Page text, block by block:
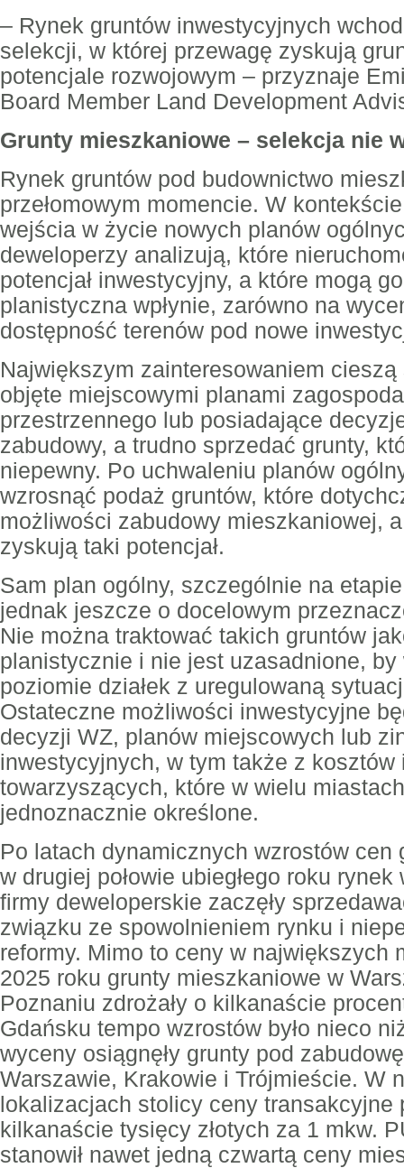
– Rynek gruntów inwestycyjnych
selekcji, w której przewagę zyskują
potencjale rozwojowym – przyznaje
Board Member Land Development
Grunty mieszkaniowe – selekcja nie
Rynek gruntów pod budownictwo
przełomowym momencie. W
wejścia w życie nowych planów
deweloperzy analizują, które
potencjał inwestycyjny, a które mogą
planistyczna wpłynie, zarówno na
dostępność terenów pod nowe
Największym zainteresowaniem cieszą
objęte miejscowymi planami
przestrzennego lub posiadające
zabudowy, a trudno sprzedać grunty,
niepewny. Po uchwaleniu planów
wzrosnąć podaż gruntów, które
możliwości zabudowy mieszkaniowej,
zyskują taki potencjał.
Sam plan ogólny, szczególnie na
jednak jeszcze o docelowym
Nie można traktować takich gruntów
planistycznie i nie jest uzasadnione,
poziomie działek z uregulowaną
Ostateczne możliwości inwestycyjne
decyzji WZ, planów miejscowych lub
inwestycyjnych, w tym także z kosztów
towarzyszących, które w wielu
jednoznacznie określone.
Po latach dynamicznych wzrostów cen
w drugiej połowie ubiegłego roku
firmy deweloperskie zaczęły
związku ze spowolnieniem rynku i
reformy. Mimo to ceny w największych
2025 roku grunty mieszkaniowe w
Poznaniu zdrożały o kilkanaście
Gdańsku tempo wzrostów było nieco
wyceny osiągnęły grunty pod
Warszawie, Krakowie i Trójmieście. W
lokalizacjach stolicy ceny transakcyjne
kilkanaście tysięcy złotych za 1 mkw.
stanowił nawet jedną czwartą ceny